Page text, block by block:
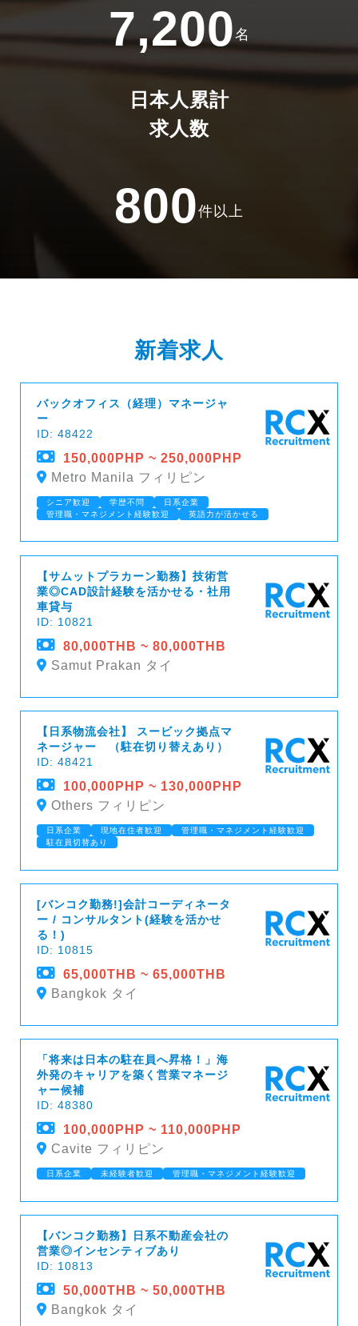
7,200名
日本人累計
求人数
800件以上
新着求人
バックオフィス（経理）マネージャ
ー
ID: 48422
150,000PHP ~ 250,000PHP
Metro Manila フィリピン
シニア歓迎 学歴不問
日系企業
管理職・マネジメント経験歓迎
英語力が活かせる
【サムットプラカーン勤務】技術営
業◎CAD設計経験を活かせる・社用
車貸与
ID: 10821
80,000THB ~ 80,000THB
Samut Prakan タイ
【日系物流会社】 スービック拠点マ
ネージャー （駐在切り替えあり）
ID: 48421
100,000PHP ~ 130,000PHP
Others フィリピン
日系企業 現地在住者歓迎
管理職・マネジメント経験歓迎
駐在員切替あり
[バンコク勤務!]会計コーディネータ
ー / コンサルタント(経験を活かせ
る！)
ID: 10815
65,000THB ~ 65,000THB
Bangkok タイ
「将来は日本の駐在員へ昇格！」海
外発のキャリアを築く営業マネージ
ャー候補
ID: 48380
100,000PHP ~ 110,000PHP
Cavite フィリピン
日系企業 未経験者歓迎 管理職・マネジメント経験歓迎
【バンコク勤務】日系不動産会社の
営業◎インセンティブあり
ID: 10813
50,000THB ~ 50,000THB
Bangkok タイ